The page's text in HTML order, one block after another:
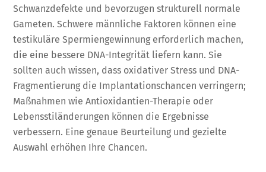
Schwanzdefekte und bevorzugen strukturell normale
Gameten. Schwere männliche Faktoren können eine
testikuläre Spermiengewinnung erforderlich machen,
die eine bessere DNA-Integrität liefern kann. Sie
sollten auch wissen, dass oxidativer Stress und DNA-
Fragmentierung die Implantationschancen verringern;
Maßnahmen wie Antioxidantien-Therapie oder
Lebensstiländerungen können die Ergebnisse
verbessern. Eine genaue Beurteilung und gezielte
Auswahl erhöhen Ihre Chancen.